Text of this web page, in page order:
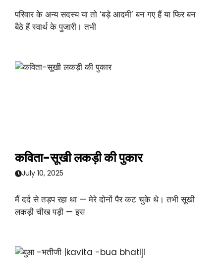
परिवार के अन्य सदस्य या तो ‘बड़े आदमी’ बन गए हैं या फिर बन
बैठे हैं स्वार्थ के पुजारी। तभी
कविता-सूखी लकड़ी की पुकार
July 10, 2025
मैं दर्द से तड़प रहा था — मेरे दोनों पैर कट चुके थे। तभी सूखी
लकड़ी चीख पड़ी — इस